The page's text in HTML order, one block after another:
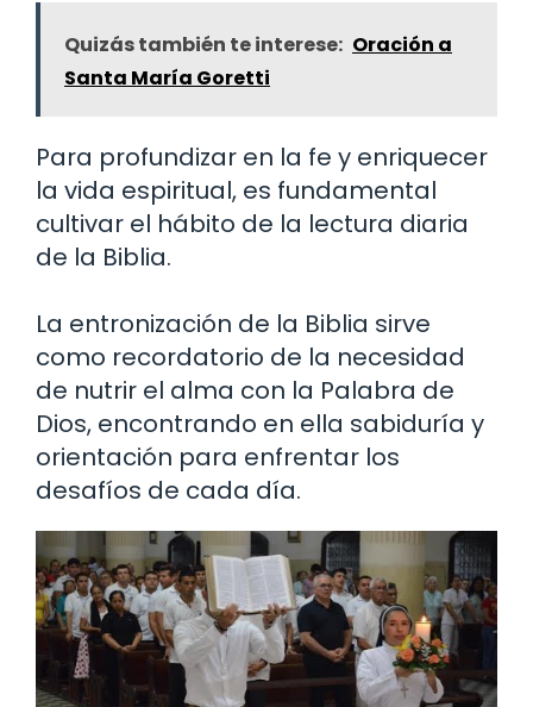
Quizás también te interese: Oración a
Santa María Goretti
Para profundizar en la fe y enriquecer
la vida espiritual, es fundamental
cultivar el hábito de la lectura diaria
de la Biblia.
La entronización de la Biblia sirve
como recordatorio de la necesidad
de nutrir el alma con la Palabra de
Dios, encontrando en ella sabiduría y
orientación para enfrentar los
desafíos de cada día.